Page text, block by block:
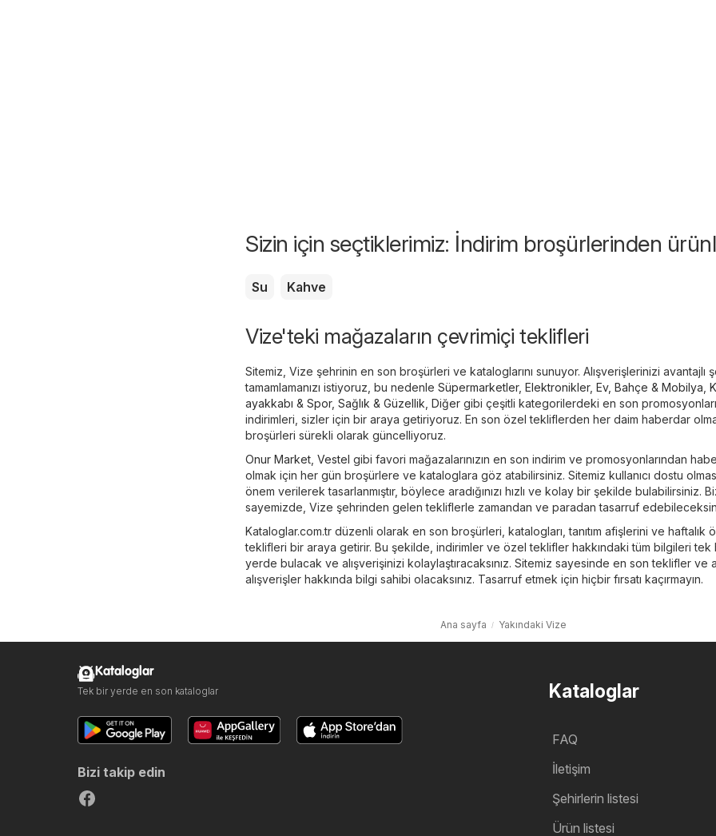
Sizin için seçtiklerimiz: İndirim broşürlerinden
Su Kahve
Vize'teki mağazaların çevrimiçi teklifleri
Sitemiz, Vize şehrinin en son broşürleri ve kataloglarını sunuyor. Alışverişlerinizi avantajlı
tamamlamanızı istiyoruz, bu nedenle Süpermarketler, Elektronikler, Ev, Bahçe & Mobilya
ayakkabı & Spor, Sağlık & Güzellik Diğer gibi çeşitli kategorilerdeki en son
indirimleri, sizler için bir araya getiriyoruz. En son özel tekliflerden her daim haberdar
broşürleri sürekli olarak güncelliyoruz.
Onur Market Vestel gibi favori mağazalarınızın en son indirim ve promosyonlarından
olmak için her gün broşürlere ve kataloglara göz atabilirsiniz. Sitemiz kullanıcı dostu
önem verilerek tasarlanmıştır, böylece aradığınızı hızlı ve kolay bir şekilde bulabilirsiniz.
sayemizde, Vize şehrinden gelen tekliflerle zamandan ve paradan tasarruf
Kataloglar.com.tr düzenli olarak en son broşürleri, katalogları, tanıtım afişlerini ve haftalık
teklifleri bir araya getirir. Bu şekilde, indirimler ve özel teklifler hakkındaki tüm bilgileri tek
yerde bulacak ve alışverişinizi kolaylaştıracaksınız. Sitemiz sayesinde en son teklifler ve
alışverişler hakkında bilgi sahibi olacaksınız. Tasarruf etmek için hiçbir fırsatı kaçırmayın.
Ana sayfa Yakındaki Vize
Kataloglar
FAQ
İletişim
Şehirlerin listesi
Ürün listesi
Kataloglar
Tek bir yerde en son kataloglar
Bizi takip edin